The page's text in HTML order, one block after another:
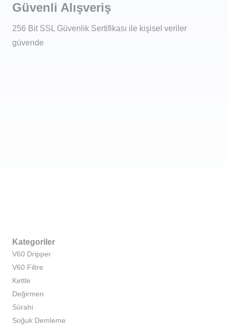
Güvenli Alışveriş
256 Bit SSL Güvenlik Sertifikası ile kişisel veriler
güvende
Kategoriler
V60 Dripper
V60 Filtre
Kettle
Değirmen
Sürahi
Soğuk Demleme